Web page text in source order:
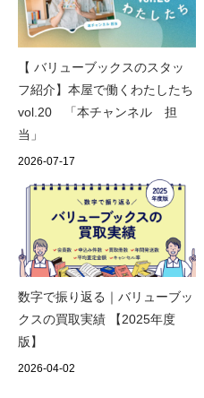
【 バリューブックスのスタッ
フ紹介】本屋で働くわたしたち
vol.20 「本チャンネル 担
当」
2026-07-17
数字で振り返る｜バリューブッ
クスの買取実績 【2025年度
版】
2026-04-02